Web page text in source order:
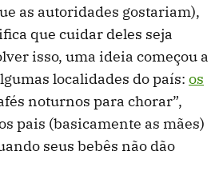
as autoridades gostariam),
que cuidar deles seja
isso, uma ideia começou a
localidades do país: os
noturnos para chorar”,
pais (basicamente as mães)
seus bebês não dão